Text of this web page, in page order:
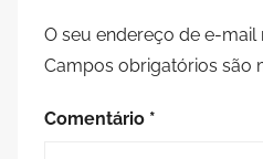
O seu endereço de e-mail
Campos obrigatórios são
Comentário *